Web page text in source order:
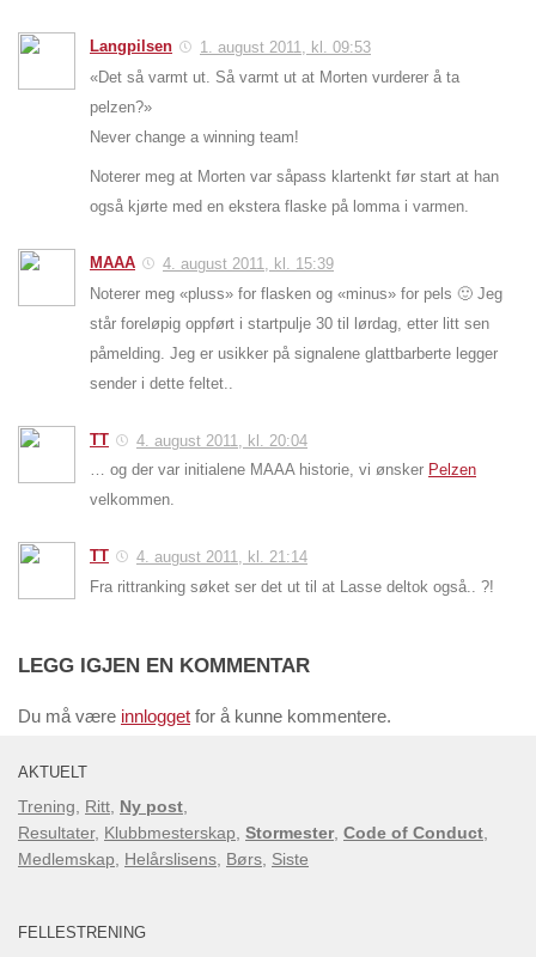
Langpilsen
1. august 2011, kl. 09:53
«Det så varmt ut. Så varmt ut at Morten vurderer å ta
pelzen?»
Never change a winning team!
Noterer meg at Morten var såpass klartenkt før start at han
også kjørte med en ekstera flaske på lomma i varmen.
MAAA
4. august 2011, kl. 15:39
Noterer meg «pluss» for flasken og «minus» for pels 🙂 Jeg
står foreløpig oppført i startpulje 30 til lørdag, etter litt sen
påmelding. Jeg er usikker på signalene glattbarberte legger
sender i dette feltet..
TT
4. august 2011, kl. 20:04
… og der var initialene MAAA historie, vi ønsker Pelzen
velkommen.
TT
4. august 2011, kl. 21:14
Fra rittranking søket ser det ut til at Lasse deltok også.. ?!
LEGG IGJEN EN KOMMENTAR
Du må være innlogget for å kunne kommentere.
AKTUELT
Trening, Ritt, Ny post,
Resultater, Klubbmesterskap, Stormester, Code of Conduct,
Medlemskap, Helårslisens, Børs, Siste
FELLESTRENING